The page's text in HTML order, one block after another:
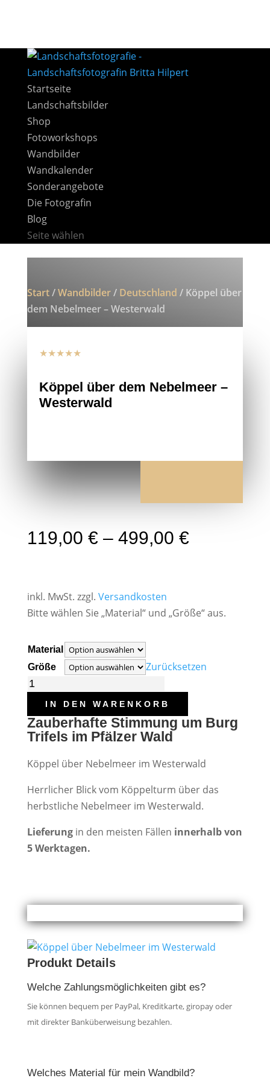
Startseite
Landschaftsbilder
Shop
Fotoworkshops
Wandbilder
Wandkalender
Sonderangebote
Die Fotografin
Blog
Seite wählen
Start/Wandbilder/ Deutschland / Köppel über
dem Nebelmeer – Westerwald
★★★★★
Köppel über dem Nebelmeer –
Westerwald
119,00 €– 499,00 €
inkl. MwSt. zzgl. Versandkosten
Bitte wählen Sie „Material“ und „Größe“ aus.
Material
Größe
Zurücksetzen
Köppel
dem
Nebelmeer
Westerwald
IN DEN WARENKORB
Zauberhafte Stimmung um Burg
Trifels im Pfälzer Wald
Köppel über Nebelmeer im Westerwald
Herrlicher Blick vom Köppelturm über das
herbstliche Nebelmeer im Westerwald.
Lieferungin den meisten Fällen innerhalb von
5 Werktagen.
Produkt Details
Welche Zahlungsmöglichkeiten gibt es?
Sie können bequem per PayPal, Kreditkarte, giropay oder
mit direkter Banküberweisung bezahlen.
Welches Material für mein Wandbild?